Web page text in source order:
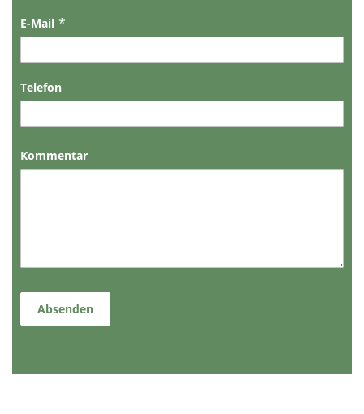
E-Mail
Telefon
Kommentar
Absenden